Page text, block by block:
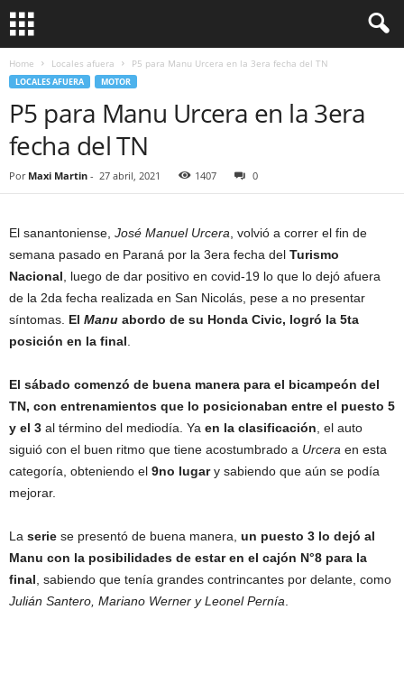
Home Locales afuera P5 para Manu Urcera en la 3era fecha del TN
LOCALES AFUERA MOTOR
P5 para Manu Urcera en la 3era
fecha del TN
Por Maxi Martin - 27 abril, 2021 1407 0
El sanantoniense, José Manuel Urcera , volvió a correr el fin de
semana pasado en Paraná por la 3era fecha del Turismo
Nacional , luego de dar positivo en covid-19 lo que lo dejó afuera
de la 2da fecha realizada en San Nicolás, pese a no presentar
síntomas. El Manu abordo de su Honda Civic, logró la 5ta
posición en la final
El sábado comenzó de buena manera para el bicampeón del
TN, con entrenamientos que lo posicionaban entre el puesto 5
y el 3 al término del mediodía. Ya en la clasificación , el auto
siguió con el buen ritmo que tiene acostumbrado a Urcera en esta
categoría, obteniendo el 9no lugary sabiendo que aún se podía
mejorar.
La serie se presentó de buena manera, un puesto 3 lo dejó al
Manu con la posibilidades de estar en el cajón N°8 para la
final , sabiendo que tenía grandes contrincantes por delante, como
Julián Santero, Mariano Werner y Leonel Pernía